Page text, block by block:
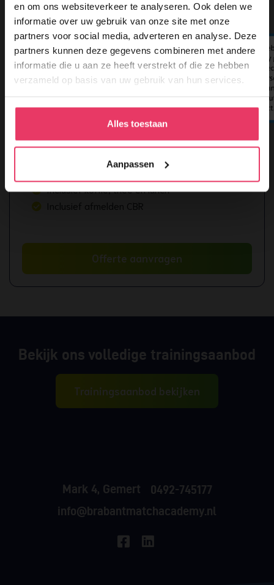
en om ons websiteverkeer te analyseren. Ook delen we
informatie over uw gebruik van onze site met onze
partners voor social media, adverteren en analyse. Deze
partners kunnen deze gegevens combineren met andere
informatie die u aan ze heeft verstrekt of die ze hebben
verzameld op basis van uw gebruik van hun services.
Alles toestaan
Aanpassen
Altijd bij jou in de buurt
Inclusief koffie, thee en lunch
Offerte aanvragen
Code 95:
Deze opleiding kan meetellen voor de Richtlijn
Vakbekwaamheid (Code 95). De cursus kan voor maximaal 7
uur meetellen.
Bekijk ons volledige trainingsaanbod
Trainingsaanbod bekijken
Mark 4, Gemert
0492-745177
info@brabantmatchacademy.nl